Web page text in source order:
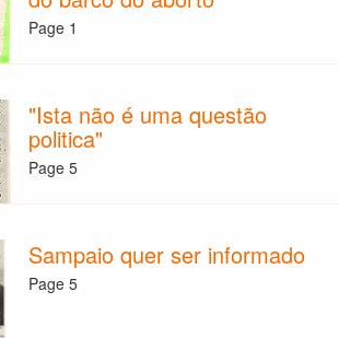
Page 1
"Ista não é uma questão
politica"
Page 5
Sampaio quer ser informado
Page 5